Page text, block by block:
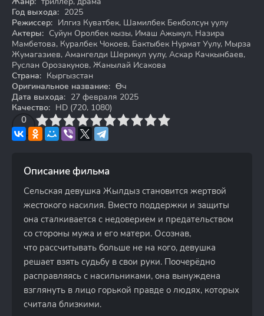
Год выхода: 2025
Режиссер: Илгиз Куватбек, Шамилбек Бекболсун уулу
Актеры: Суйун Оролбек кызы, Имаш Ажыкул, Назира
Мамбетова, Куралбек Чокоев, Бактыбек Нурмат Уулу, Мырза
Жумагазиев, Амангелди Шерикул уулу, Аскар Качкынбаев,
Руслан Орозакунов, Жанылай Исакова
Страна: Кыргызстан
Оригинальное название: Өч
Дата выхода: 27 февраля 2025
Качество: HD (720, 1080)
0
4 6 7 8 9 10
Описание фильма
Сельская девушка Жылдыз становится жертвой
жестокого насилия. Вместо поддержки и защиты
она сталкивается с недоверием и предательством
со стороны мужа и его матери. Осознав,
что рассчитывать больше не на кого, девушка
решает взять судьбу в свои руки. Поочерёдно
расправляясь с насильниками, она вынуждена
взглянуть в лицо горькой правде о людях, которых
считала близкими.